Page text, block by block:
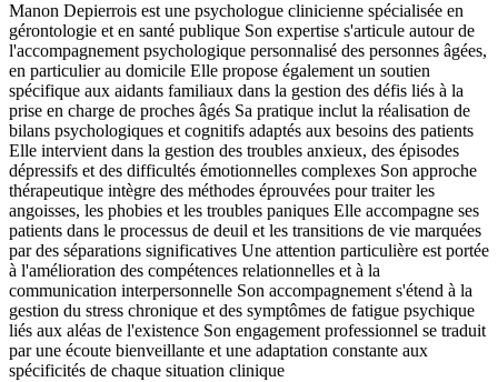
Manon Depierrois est une psychologue clinicienne spécialisée en
gérontologie et en santé publique Son expertise s'articule autour de
l'accompagnement psychologique personnalisé des personnes âgées,
en particulier au domicile Elle propose également un soutien
spécifique aux aidants familiaux dans la gestion des défis liés à la
prise en charge de proches âgés Sa pratique inclut la réalisation de
bilans psychologiques et cognitifs adaptés aux besoins des patients
Elle intervient dans la gestion des troubles anxieux, des épisodes
dépressifs et des difficultés émotionnelles complexes Son approche
thérapeutique intègre des méthodes éprouvées pour traiter les
angoisses, les phobies et les troubles paniques Elle accompagne ses
patients dans le processus de deuil et les transitions de vie marquées
par des séparations significatives Une attention particulière est portée
à l'amélioration des compétences relationnelles et à la
communication interpersonnelle Son accompagnement s'étend à la
gestion du stress chronique et des symptômes de fatigue psychique
liés aux aléas de l'existence Son engagement professionnel se traduit
par une écoute bienveillante et une adaptation constante aux
spécificités de chaque situation clinique